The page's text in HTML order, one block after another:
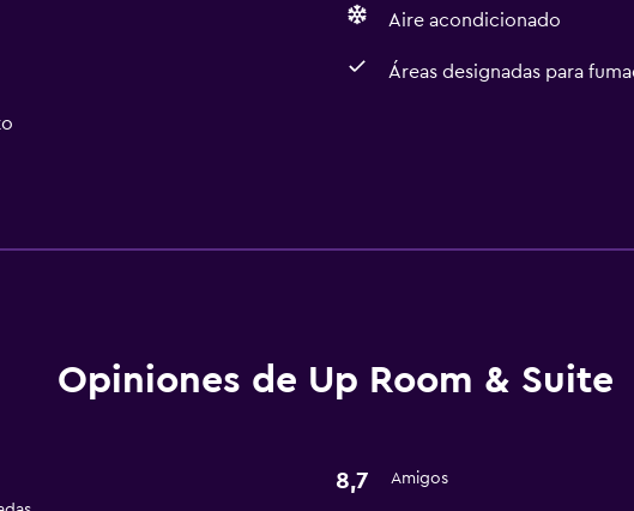
Aire acondicionado
Áreas designadas para
Wifi gratis
Secador de pelo
Opiniones de Up Room & Suite
8,7 Amigos